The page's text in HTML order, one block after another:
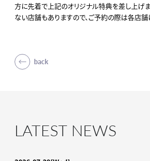
方に先着で上記のオリジナル特典を差し上げ
ない店舗もありますので、ご予約の際は各店舗
back
LATEST NEWS